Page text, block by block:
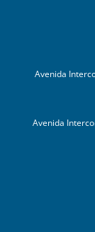
Avenida
Avenida